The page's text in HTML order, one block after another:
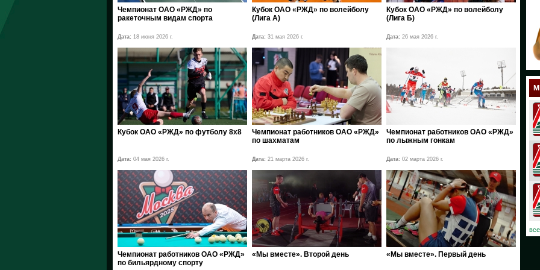
Чемпионат ОАО «РЖД» по
ракеточным видам спорта
Дата: 18 июня 2026 г.
Кубок ОАО «РЖД» по волейболу
(Лига А)
Дата: 31 мая 2026 г.
Кубок ОАО «РЖД» по волейболу
(Лига Б)
Дата: 26 мая 2026 г.
Кубок ОАО «РЖД» по футболу 8х8
Дата: 04 мая 2026 г.
Чемпионат работников ОАО «РЖД»
по шахматам
Дата: 21 марта 2026 г.
Чемпионат работников ОАО «РЖД»
по лыжным гонкам
Дата: 02 марта 2026 г.
Чемпионат работников ОАО «РЖД»
по бильярдному спорту
«Мы вместе». Второй день «Мы вместе». Первый день